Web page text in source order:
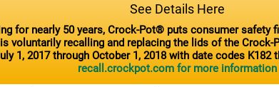
See Details Here
for nearly 50 years, Crock-Pot® puts consumer safety
voluntarily recalling and replacing the lids of the
1, 2017 through October 1, 2018 with date codes K182
recall.crockpot.com for more information